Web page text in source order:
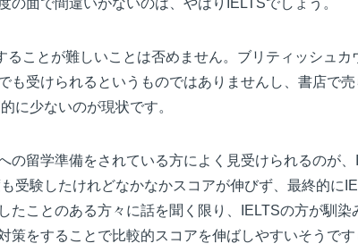
の面で間違いがないのは、やはりIELTSでしょう。
ることが難しいことは否めません。ブリティッシュカ
も受けられるというものではありませんし、書店で
に少ないのが現状です。
の留学準備をされている方によく見受けられるのが
受験したけれどなかなかスコアが伸びず、最終的に
たことのある方々に話を聞く限り、IELTSの方が馴染
策をすることで比較的スコアを伸ばしやすいそうで